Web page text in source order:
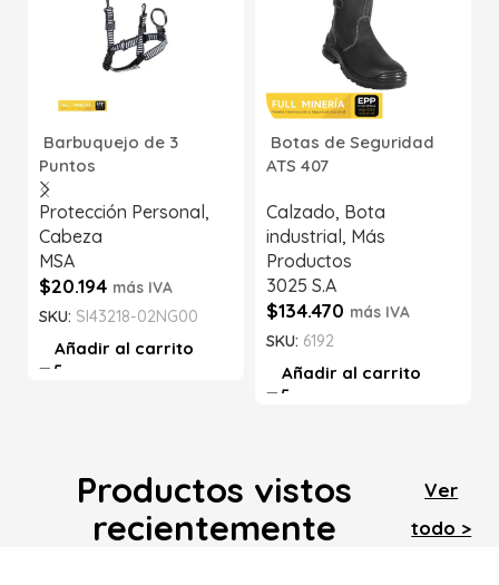
Barbuquejo de 3
Puntos
Protección Personal,
Cabeza
MSA
$20.194 más IVA
SKU: SI43218-02NG00
Añadir al carrito
Botas de Seguridad
ATS 407
Calzado, Bota
industrial, Más
Productos
3025 S.A
$134.470 más IVA
SKU: 6192
Añadir al carrito
Productos vistos
recientemente
Ver
todo >